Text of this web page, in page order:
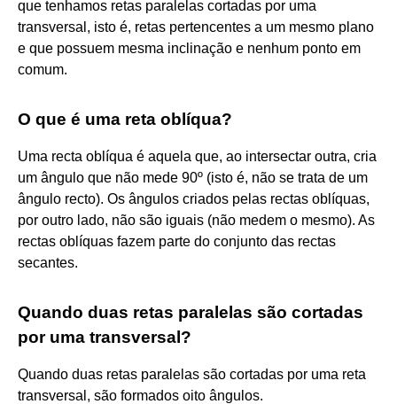
que tenhamos retas paralelas cortadas por uma
transversal, isto é, retas pertencentes a um mesmo plano
e que possuem mesma inclinação e nenhum ponto em
comum.
O que é uma reta oblíqua?
Uma recta oblíqua é aquela que, ao intersectar outra, cria
um ângulo que não mede 90º (isto é, não se trata de um
ângulo recto). Os ângulos criados pelas rectas oblíquas,
por outro lado, não são iguais (não medem o mesmo). As
rectas oblíquas fazem parte do conjunto das rectas
secantes.
Quando duas retas paralelas são cortadas
por uma transversal?
Quando duas retas paralelas são cortadas por uma reta
transversal, são formados oito ângulos.